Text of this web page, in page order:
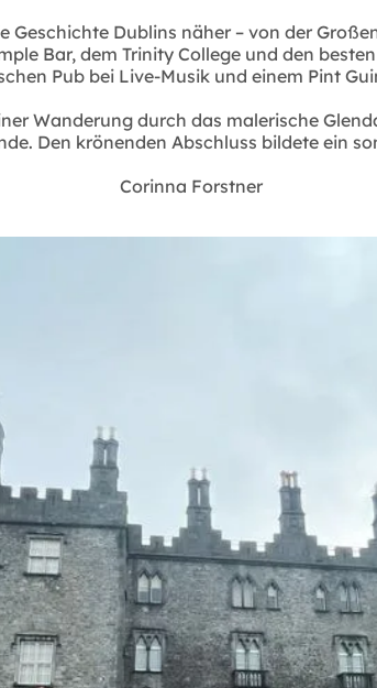
Dublins näher – von der
Bar, dem Trinity College und den
Pub bei Live-Musik und einem Pint
Wanderung durch das malerische
Den krönenden Abschluss bildete ein
Corinna Forstner